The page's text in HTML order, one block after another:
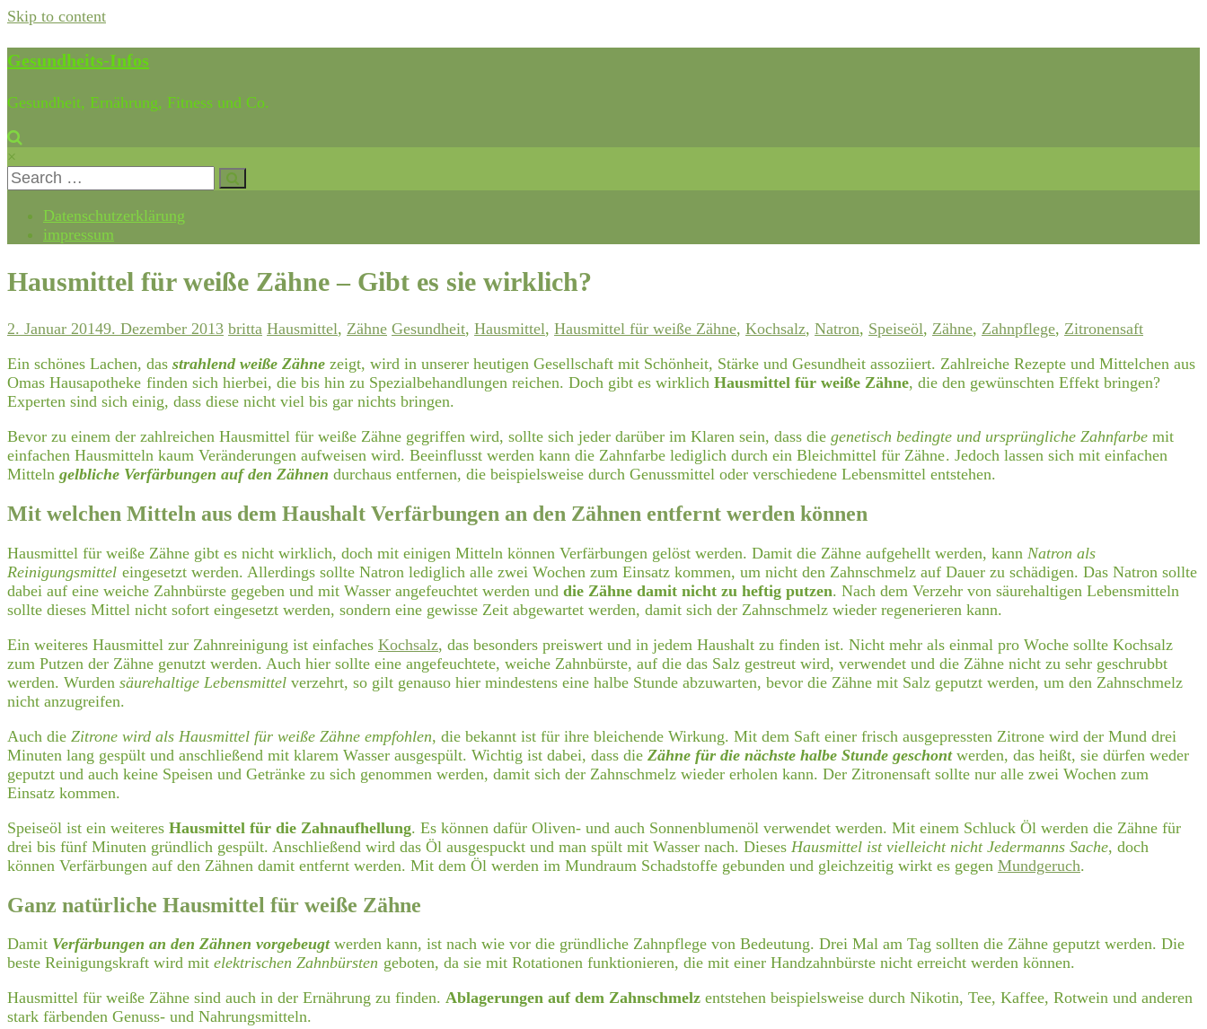
Skip to content
Gesundheits-Infos
Gesundheit, Ernährung, Fitness und Co.
×
Datenschutzerklärung
impressum
Hausmittel für weiße Zähne – Gibt es sie wirklich?
2. Januar 20149. Dezember 2013 britta Hausmittel, Zähne Gesundheit, Hausmittel, Hausmittel für weiße Zähne, Kochsalz, Natron, Speiseöl, Zähne, Zahnpflege, Zitronensaft
Ein schönes Lachen, das strahlend weiße Zähne zeigt, wird in unserer heutigen Gesellschaft mit Schönheit, Stärke und Gesundheit assoziiert. Zahlreiche Rezepte und Mittelchen aus
Omas Hausapotheke finden sich hierbei, die bis hin zu Spezialbehandlungen reichen. Doch gibt es wirklich Hausmittel für weiße Zähne, die den gewünschten Effekt bringen?
Experten sind sich einig, dass diese nicht viel bis gar nichts bringen.
Bevor zu einem der zahlreichen Hausmittel für weiße Zähne gegriffen wird, sollte sich jeder darüber im Klaren sein, dass die genetisch bedingte und ursprüngliche Zahnfarbe mit
einfachen Hausmitteln kaum Veränderungen aufweisen wird. Beeinflusst werden kann die Zahnfarbe lediglich durch ein Bleichmittel für Zähne. Jedoch lassen sich mit einfachen
Mitteln gelbliche Verfärbungen auf den Zähnen durchaus entfernen, die beispielsweise durch Genussmittel oder verschiedene Lebensmittel entstehen.
Mit welchen Mitteln aus dem Haushalt Verfärbungen an den Zähnen entfernt werden können
Hausmittel für weiße Zähne gibt es nicht wirklich, doch mit einigen Mitteln können Verfärbungen gelöst werden. Damit die Zähne aufgehellt werden, kann Natron als
Reinigungsmittel eingesetzt werden. Allerdings sollte Natron lediglich alle zwei Wochen zum Einsatz kommen, um nicht den Zahnschmelz auf Dauer zu schädigen. Das Natron sollte
dabei auf eine weiche Zahnbürste gegeben und mit Wasser angefeuchtet werden und die Zähne damit nicht zu heftig putzen. Nach dem Verzehr von säurehaltigen Lebensmitteln
sollte dieses Mittel nicht sofort eingesetzt werden, sondern eine gewisse Zeit abgewartet werden, damit sich der Zahnschmelz wieder regenerieren kann.
Ein weiteres Hausmittel zur Zahnreinigung ist einfaches Kochsalz, das besonders preiswert und in jedem Haushalt zu finden ist. Nicht mehr als einmal pro Woche sollte Kochsalz
zum Putzen der Zähne genutzt werden. Auch hier sollte eine angefeuchtete, weiche Zahnbürste, auf die das Salz gestreut wird, verwendet und die Zähne nicht zu sehr geschrubbt
werden. Wurden säurehaltige Lebensmittel verzehrt, so gilt genauso hier mindestens eine halbe Stunde abzuwarten, bevor die Zähne mit Salz geputzt werden, um den Zahnschmelz
nicht anzugreifen.
Auch die Zitrone wird als Hausmittel für weiße Zähne empfohlen, die bekannt ist für ihre bleichende Wirkung. Mit dem Saft einer frisch ausgepressten Zitrone wird der Mund drei
Minuten lang gespült und anschließend mit klarem Wasser ausgespült. Wichtig ist dabei, dass die Zähne für die nächste halbe Stunde geschontwerden, das heißt, sie dürfen weder
geputzt und auch keine Speisen und Getränke zu sich genommen werden, damit sich der Zahnschmelz wieder erholen kann. Der Zitronensaft sollte nur alle zwei Wochen zum
Einsatz kommen.
Speiseöl ist ein weiteres Hausmittel für die Zahnaufhellung. Es können dafür Oliven- und auch Sonnenblumenöl verwendet werden. Mit einem Schluck Öl werden die Zähne für
drei bis fünf Minuten gründlich gespült. Anschließend wird das Öl ausgespuckt und man spült mit Wasser nach. Dieses Hausmittel ist vielleicht nicht Jedermanns Sache, doch
können Verfärbungen auf den Zähnen damit entfernt werden. Mit dem Öl werden im Mundraum Schadstoffe gebunden und gleichzeitig wirkt es gegen Mundgeruch.
Ganz natürliche Hausmittel für weiße Zähne
Damit Verfärbungen an den Zähnen vorgebeugtwerden kann, ist nach wie vor die gründliche Zahnpflege von Bedeutung. Drei Mal am Tag sollten die Zähne geputzt werden. Die
beste Reinigungskraft wird mit elektrischen Zahnbürsten geboten, da sie mit Rotationen funktionieren, die mit einer Handzahnbürste nicht erreicht werden können.
Hausmittel für weiße Zähne sind auch in der Ernährung zu finden. Ablagerungen auf dem Zahnschmelz entstehen beispielsweise durch Nikotin, Tee, Kaffee, Rotwein und anderen
stark färbenden Genuss- und Nahrungsmitteln.